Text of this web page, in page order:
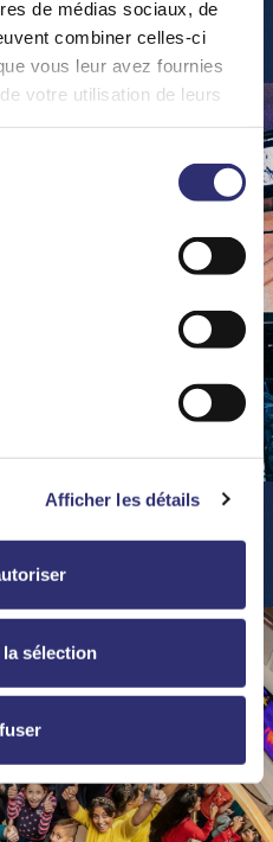
de médias sociaux, de
combiner celles-ci
vous leur avez fournies
votre utilisation de leurs
Afficher les détails
sélection